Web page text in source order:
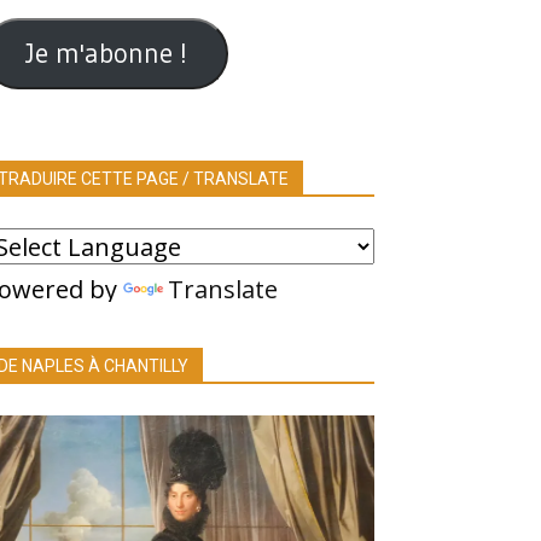
Je m'abonne !
CETTE PAGE / TRANSLATE
by Translate
NAPLES À CHANTILLY